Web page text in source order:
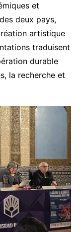
et
deux pays,
artistique
traduisent
durable
la recherche et